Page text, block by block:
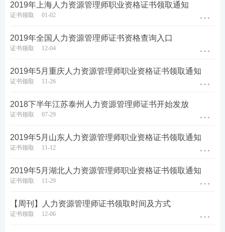
2019年上海人力资源管理师职业资格证书领取通知
证书领取 01-02
2019年全国人力资源管理师证书资格查询入口
证书领取 12-04
2019年5月重庆人力资源管理师职业资格证书领取通知
证书领取 11-26
2018下半年江苏泰州人力资源管理师证书开始发放
证书领取 07-29
2019年5月山东人力资源管理师职业资格证书领取通知
证书领取 11-12
2019年5月湖北人力资源管理师职业资格证书领取通知
证书领取 11-29
【周刊】人力资源管理师证书领取时间及方式
证书领取 12-06